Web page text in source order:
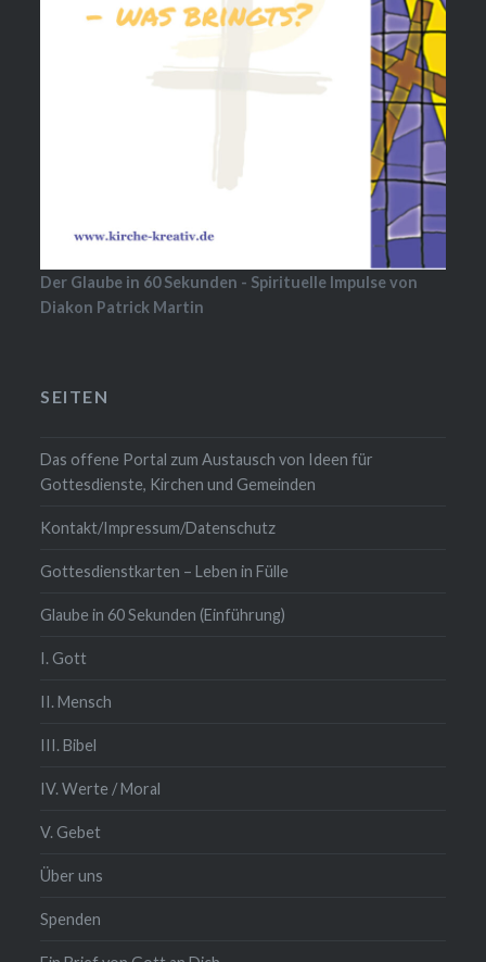
Der Glaube in 60 Sekunden - Spirituelle Impulse von
Diakon Patrick Martin
SEITEN
Das offene Portal zum Austausch von Ideen für
Gottesdienste, Kirchen und Gemeinden
Kontakt/Impressum/Datenschutz
Gottesdienstkarten – Leben in Fülle
Glaube in 60 Sekunden (Einführung)
I. Gott
II. Mensch
III. Bibel
IV. Werte / Moral
V. Gebet
Über uns
Spenden